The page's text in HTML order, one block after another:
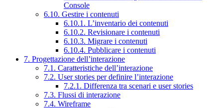
Console
6.10. Gestire i contenuti
6.10.1. L’inventario dei contenuti
6.10.2. Revisionare i contenuti
6.10.3. Migrare i contenuti
6.10.4. Pubblicare i contenuti
7. Progettazione dell’interazione
7.1. Caratteristiche dell’interazione
7.2. User stories per definire l’interazione
7.2.1. Differenza tra scenari e user stories
7.3. Flussi di interazione
7.4. Wireframe